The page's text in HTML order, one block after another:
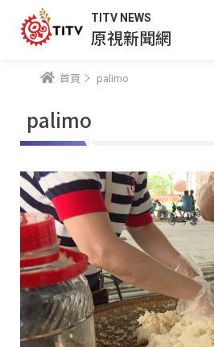
TITV NEWS
原視新聞網
首頁 palimo
palimo